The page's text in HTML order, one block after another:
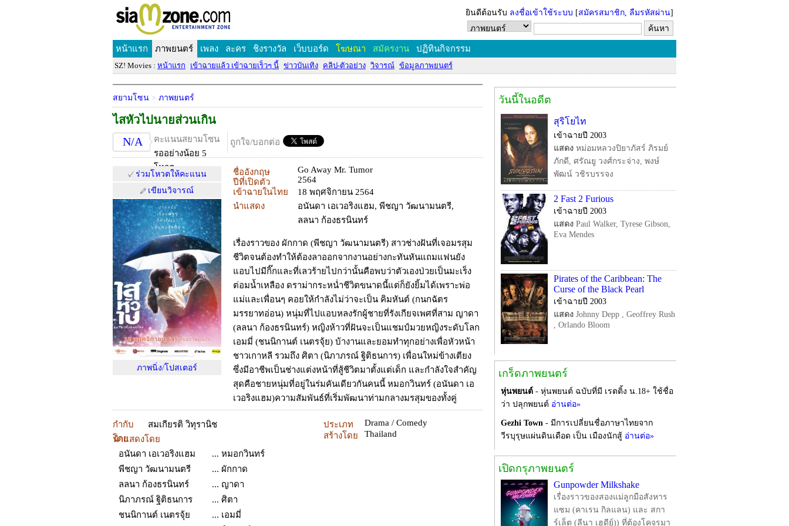
ยินดีต้อนรับ ลงชื่อเข้าใช้ระบบ [สมัครสมาชิก, ลืมรหัสผ่าน]
หน้าแรก ภาพยนตร์ เพลง ละคร ชิงรางวัล เว็บบอร์ด โฆษณา สมัครงาน ปฏิทินกิจกรรม
SZ! Movies : หน้าแรก เข้าฉายแล้ว เข้าฉายเร็วๆ นี้ ข่าวบันเทิง คลิป-ตัวอย่าง วิจารณ์ ข้อมูลภาพยนตร์
สยามโซน > ภาพยนตร์
ไสหัวไปนายส่วนเกิน
N/A
คะแนนสยามโซน
รออย่างน้อย 5
โหวต
ถูกใจ/บอกต่อ
ร่วมโหวตให้คะแนน
เขียนวิจารณ์
ภาพนิ่ง/โปสเตอร์
ชื่ออังกฤษ
Go Away Mr. Tumor
ปีที่เปิดตัว
2564
เข้าฉายในไทย
18 พฤศจิกายน 2564
นำแสดง
อนันดา เอเวอริงแฮม, พีชญา วัฒนามนตรี,
ลลนา ก้องธรนินทร์
เรื่องราวของ ผักกาด (พีชญา วัฒนามนตรี) สาวช่างฝันที่เจอมรสุม
ชีวิตจนต้องทำให้ต้องลาออกจากงานอย่างกะทันหันแถมแฟนยัง
แอบไปมีกิ๊กและที่เลวร้ายไปกว่านั้นคือพบว่าตัวเองป่วยเป็นมะเร็ง
ต่อมน้ำเหลือง ดราม่ากระหน่ำชีวิตขนาดนี้แต่ก็ยังยิ้มได้เพราะพ่อ
แม่และเพื่อนๆ คอยให้กำลังไม่ว่าจะเป็น คิมหันต์ (กนกฉัตร
มรรยาทอ่อน) หนุ่มที่ไปแอบหลงรักผู้ชายที่รังเกียจเพศที่สาม ญาดา
(ลลนา ก้องธรนินทร์) หญิงห้าวที่ฝันจะเป็นแชมป์มวยหญิงระดับโลก
เอมมี่ (ชนนิกานต์ เนตรจุ้ย) บ้างานและยอมทำทุกอย่างเพื่อหัวหน้า
ชาวเกาหลี รวมถึง ศิตา (นิภาภรณ์ ฐิติธนการ) เพื่อนใหม่ข้างเตียง
ซึ่งมีอาชีพเป็นช่างแต่งหน้าที่สู้ชีวิตมาตั้งแต่เด็ก และกำลังใจสำคัญ
สุดคือชายหนุ่มที่อยู่ในร่มคันเดียวกันคนนี้ หมอกวินทร์ (อนันดา เอ
เวอริงแฮม)ความสัมพันธ์ที่เริ่มพัฒนาท่ามกลางมรสุมของทั้งคู่
กำกับ
โดย
สมเกียรติ วิทุรานิช
นำแสดงโดย
อนันดา เอเวอริงแฮม
... หมอกวินทร์
พีชญา วัฒนามนตรี
... ผักกาด
ลลนา ก้องธรนินทร์
... ญาดา
นิภาภรณ์ ฐิติธนการ
... ศิตา
ชนนิกานต์ เนตรจุ้ย
... เอมมี่
ประเภท
Drama / Comedy
สร้างโดย
Thailand
วันนี้ในอดีต
สุริโยไท
เข้าฉายปี 2003
แสดง หม่อมหลวงปิยาภัสร์ ภิรมย์
ภักดี, ศรัณยู วงศ์กระจ่าง, พงษ์
พัฒน์ วชิรบรรจง
2 Fast 2 Furious
เข้าฉายปี 2003
แสดง Paul Walker, Tyrese Gibson,
Eva Mendes
Pirates of the Caribbean: The
Curse of the Black Pearl
เข้าฉายปี 2003
แสดง Johnny Depp , Geoffrey Rush
, Orlando Bloom
เกร็ดภาพยนตร์
หุ่นพยนต์ - หุ่นพยนต์ ฉบับที่มี เรตติ้ง น.18+ ใช้ชื่อ
ว่า ปลุกพยนต์ อ่านต่อ»
Gezhi Town - มีการเปลี่ยนชื่อภาษาไทยจาก
วีรบุรุษแผ่นดินเดือด เป็น เมืองนักสู้ อ่านต่อ»
เปิดกรุภาพยนตร์
Gunpowder Milkshake
เรื่องราวของสองแม่ลูกมือสังหาร
แซม (คาเรน กิลแลน) และ สกา
ร์เล็ต (ลีนา เฮดีย์)) ที่ต้องโคจรมา